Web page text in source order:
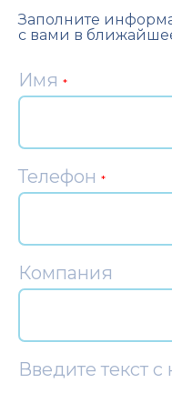
Заполните
с вами в
Имя *
Телефон *
Компания
Введите текст с